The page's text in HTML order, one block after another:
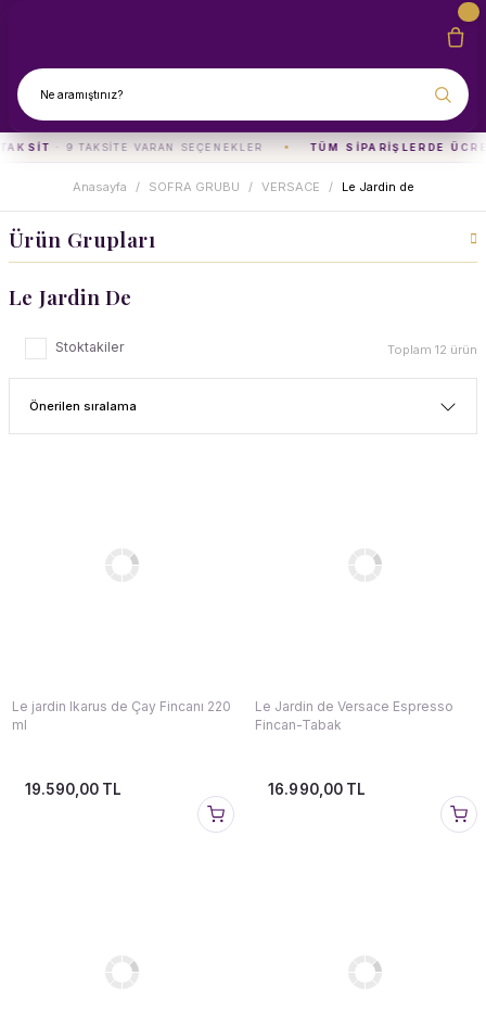
· 9 TAKSITE VARAN SEÇENEKLER TÜM SIPARIŞLERDE
Anasayfa SOFRA GRUBU VERSACE Le Jardin de
Ürün Grupları
Le Jardin De
Stoktakiler Toplam 12 ürün
Le jardin Ikarus de Çay Fincanı 220
ml
19.590,00 TL
Le Jardin de Versace Espresso
Fincan-Tabak
16.990,00 TL